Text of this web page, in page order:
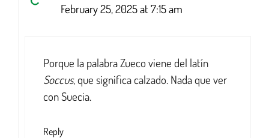
February 25, 2025 at 7:15 am
Porque la palabra Zueco viene del latín
Soccus, que significa calzado. Nada que ver
con Suecia.
Reply